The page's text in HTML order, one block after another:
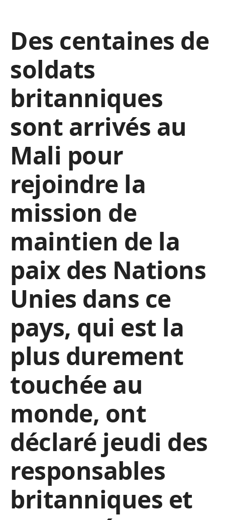
Des centaines de
soldats
britanniques
sont arrivés au
Mali pour
rejoindre la
mission de
maintien de la
paix des Nations
Unies dans ce
pays, qui est la
plus durement
touchée au
monde, ont
déclaré jeudi des
responsables
britanniques et